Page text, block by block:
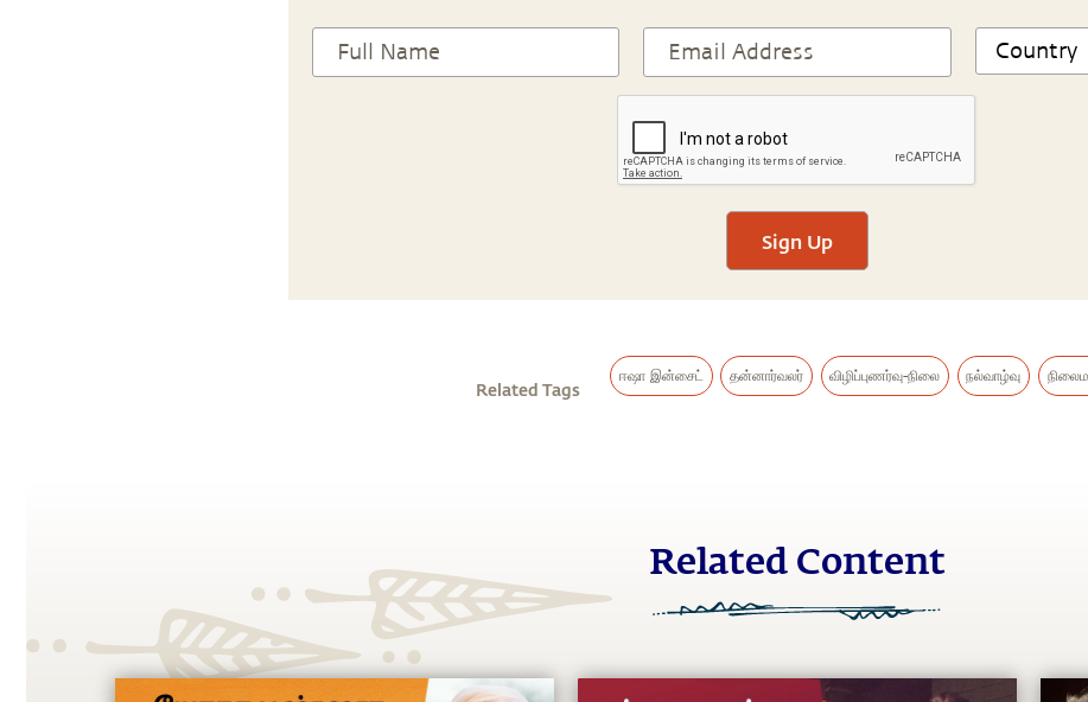
Sign Up
Related Tags
ஈஷா இன்சைட் தன்னார்வலர் விழிப்புணர்வு-நிலை நல்வாழ்வு
Related Content